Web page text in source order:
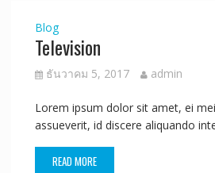
Blog
Television
ธันวาคม 5, 2017 admin
Lorem ipsum dolor sit amet, ei
assueverit, id discere aliquando
READ MORE